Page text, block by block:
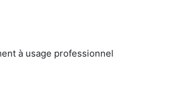
à usage professionnel